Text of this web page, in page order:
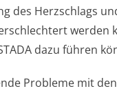
des Herzschlags
werden
dazu führen
Probleme mit